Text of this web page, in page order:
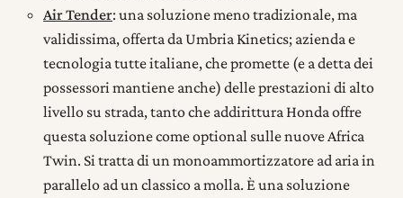
Air Tender: una soluzione meno tradizionale, ma
validissima, offerta da Umbria Kinetics; azienda e
tecnologia tutte italiane, che promette (e a detta dei
possessori mantiene anche) delle prestazioni di alto
livello su strada, tanto che addirittura Honda offre
questa soluzione come optional sulle nuove Africa
Twin. Si tratta di un monoammortizzatore ad aria in
parallelo ad un classico a molla. È una soluzione